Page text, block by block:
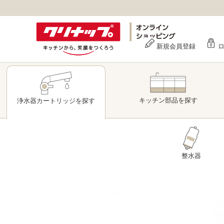
新規会員登録
浄水器カートリッジを探す キッチン部品を探す
整水器